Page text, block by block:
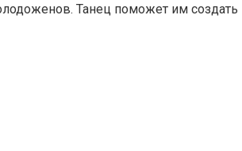
Танец поможет им